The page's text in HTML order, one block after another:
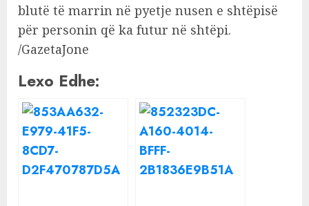
blutë të marrin në pyetje nusen e shtëpisë
për personin që ka futur në shtëpi.
/GazetaJone
Lexo Edhe: